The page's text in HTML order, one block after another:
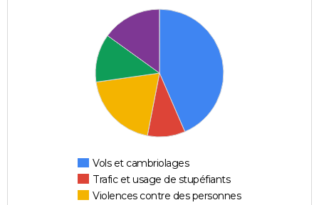
Vols et cambriolages
Trafic et usage de stupéfiants
Violences contre des personnes